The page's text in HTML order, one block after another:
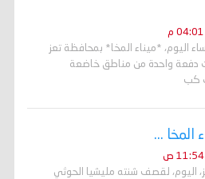
اليوم، *ميناء المخا* بمحافظة تعز
دفعة واحدة من مناطق خاضعة
كب
...
اليوم، لقصف شنته مليشيا الحوثي